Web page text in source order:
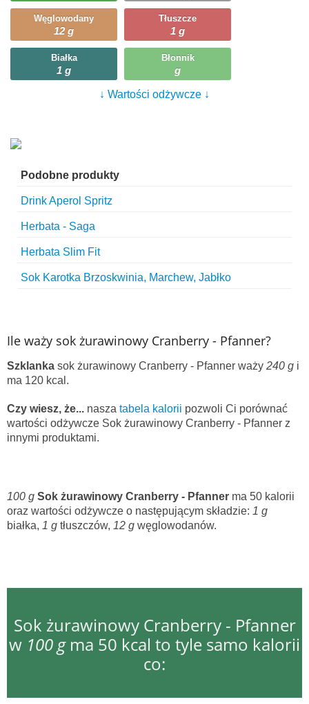
Węglowodany
12 g
Tłuszcze
1 g
Białka
1 g
Błonnik
g
↓ Wartości odżywcze ↓
Podobne produkty
Drink Aperol Spritz
Herbata - Saga
Herbata Slim Fit
Sok Karotka Brzoskwinia, Marchew, Jabłko
Ile waży sok żurawinowy Cranberry - Pfanner?
Szklanka sok żurawinowy Cranberry - Pfanner waży 240 g i
ma 120 kcal.
Czy wiesz, że... nasza tabela kalorii pozwoli Ci porównać
wartości odżywcze Sok żurawinowy Cranberry - Pfanner z
innymi produktami.
100 g Sok żurawinowy Cranberry - Pfanner ma 50 kalorii
oraz wartości odżywcze o następującym składzie: 1 g
białka, 1 g tłuszczów, 12 g węglowodanów.
Sok żurawinowy Cranberry - Pfanner
w 100 gma 50 kcal to tyle samo kalorii
co: